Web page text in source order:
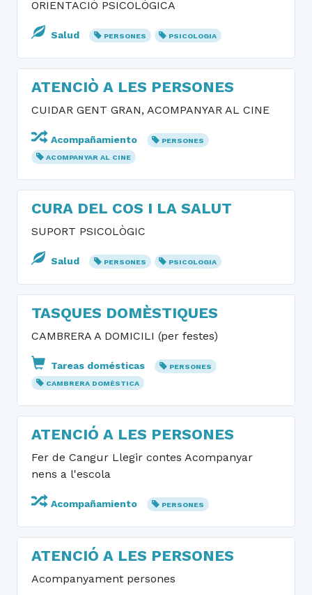
ORIENTACIÒ PSICOLÓGICA
Salud PERSONES PSICOLOGIA
ATENCIÒ A LES PERSONES
CUIDAR GENT GRAN, ACOMPANYAR AL CINE
Acompañamiento
PERSONES
ACOMPANYAR AL CINE
CURA DEL COS I LA SALUT
SUPORT PSICOLÒGIC
Salud PERSONES PSICOLOGIA
TASQUES DOMÈSTIQUES
CAMBRERA A DOMICILI (per festes)
Tareas domésticas
PERSONES
CAMBRERA DOMÈSTICA
ATENCIÓ A LES PERSONES
Fer de Cangur Llegir contes Acompanyar
nens a l'escola
Acompañamiento PERSONES
ATENCIÓ A LES PERSONES
Acompanyament persones